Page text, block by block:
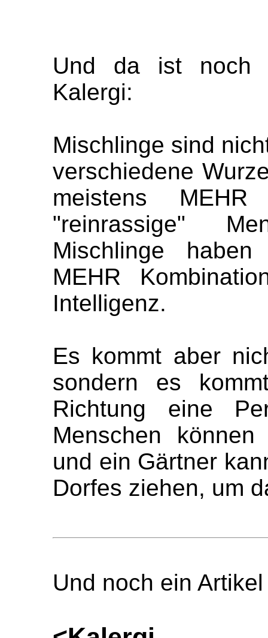
Und da ist noch
Kalergi:
Mischlinge sind
verschiedene
meistens
"reinrassige"
Mischlinge
MEHR
Intelligenz.
Es kommt aber
sondern es
Richtung eine
Menschen
und ein Gärtner
Dorfes ziehen, um
Und noch ein